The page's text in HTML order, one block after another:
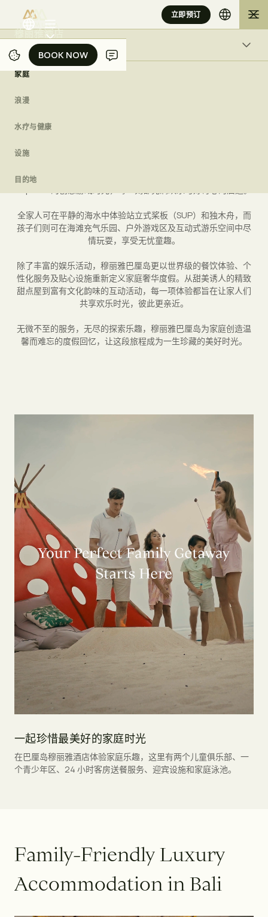
BOOK NOW
BOOK NOW
巴厘岛的奢华体验
水疗与健康
家庭
浪漫
水疗与健康
设施
目的地
立即预订
打造了一处奢华与冒险交融的度假天堂。度假村不仅为小小探险
验。从畅游儿童友好型泳池，到Mulia Kidz与Mulia Kidz
全家人可在平静的海水中体验站立式桨板（SUP）和独木舟，而
孩子们则可在海滩充气乐园、户外游戏区及互动式游乐空间中尽
情玩耍，享受无忧童趣。
除了丰富的娱乐活动，穆丽雅巴厘岛更以世界级的餐饮体验、个
性化服务及贴心设施重新定义家庭奢华度假。从甜美诱人的精致
甜点屋到富有文化韵味的互动活动，每一项体验都旨在让家人们
共享欢乐时光，彼此更亲近。
无微不至的服务，无尽的探索乐趣，穆丽雅巴厘岛为家庭创造温
馨而难忘的度假回忆，让这段旅程成为一生珍藏的美好时光。
一起珍惜最美好的家庭时光
在巴厘岛穆丽雅酒店体验家庭乐趣，这里有两个儿童俱乐部、一
个青少年区、24 小时客房送餐服务、迎宾设施和家庭泳池。
Family-FriendlyLuxury
AccommodationinBali